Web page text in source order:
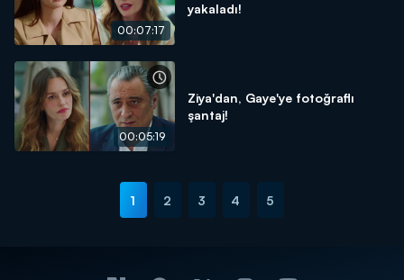
00:07:17
yakaladı!
00:05:19
Ziya'dan, Gaye'ye fotoğraflı
şantaj!
1 2 3 4 5